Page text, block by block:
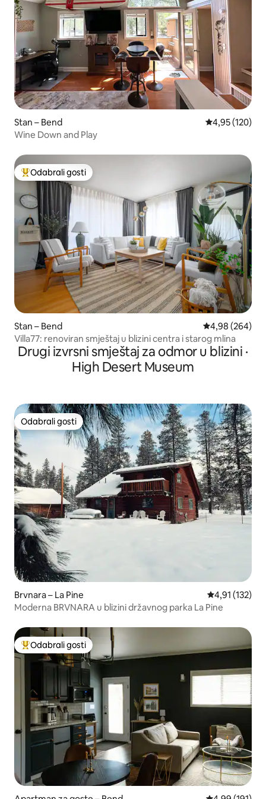
Stan – Bend Prosječna
4,95 (120)
Wine Down and Play
Među najviše rangiranima s oznakom „Odabrali gosti”
Odabrali gosti
Stan – Bend Prosječna
4,98 (264)
Villa77: renoviran smještaj u blizini centra i starog mlina
Drugi izvrsni smještaj za odmor u blizini ·
High Desert Museum
Odabrali gosti
Odabrali gosti
Brvnara – La Pine Prosječna
4,91 (132)
Moderna BRVNARA u blizini državnog parka La Pine
Među najviše rangiranima s oznakom „Odabrali gosti”
Odabrali gosti